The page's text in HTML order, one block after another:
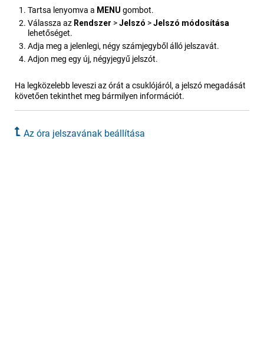
Tartsa lenyomva a MENU gombot.
Válassza az Rend​szer >Jelszó >Jelszó módosítása
lehetőséget.
Adja meg a jelenlegi, négy számjegyből álló jelszavát.
Adjon meg egy új, négyjegyű jelszót.
Ha legközelebb leveszi az órát a csuklójáról, a jelszó megadását
követően tekinthet meg bármilyen információt.
Az óra jelszavának beállítása